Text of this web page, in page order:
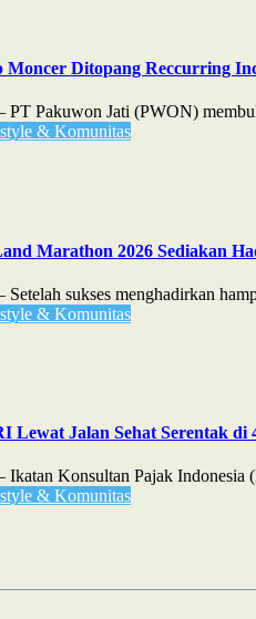
Ditopang Reccurring
PT Pakuwon Jati (PWON)
& Komunitas
Marathon 2026 Sediakan
Setelah sukses menghadirkan
& Komunitas
Jalan Sehat Serentak di
Ikatan Konsultan Pajak
& Komunitas